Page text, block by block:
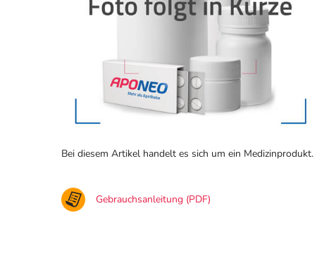
Bei diesem Artikel handelt es sich um ein Medizinprodukt.
Gebrauchsanleitung (PDF)